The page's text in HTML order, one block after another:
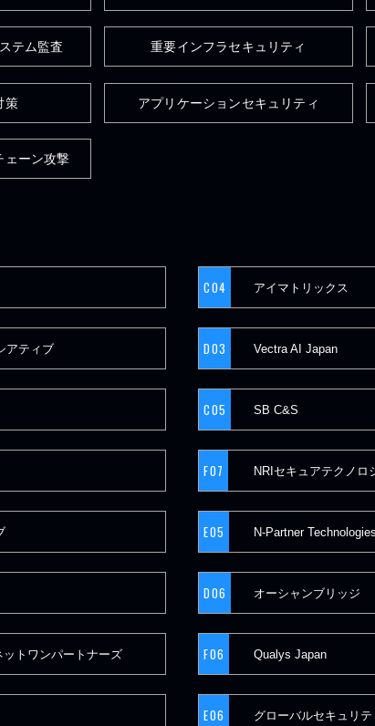
テム監査 重要インフラセキュリティ
策 アプリケーションセキュリティ
ェーン攻撃
C04 アイマトリックス
アティブ D03 Vectra AI Japan
C05 SB C&S
F07 NRIセキュアテクノロ
E05 N-Partner Technologies
D06 オーシャンブリッジ
トワンパートナーズ F06 Qualys Japan
E06 グローバルセキュリテ